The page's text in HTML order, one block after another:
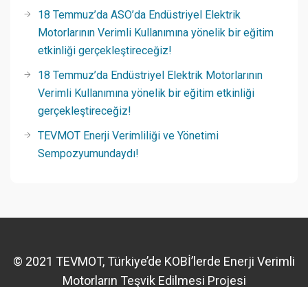
18 Temmuz’da ASO’da Endüstriyel Elektrik
Motorlarının Verimli Kullanımına yönelik bir eğitim
etkinliği gerçekleştireceğiz!
18 Temmuz’da Endüstriyel Elektrik Motorlarının
Verimli Kullanımına yönelik bir eğitim etkinliği
gerçekleştireceğiz!
TEVMOT Enerji Verimliliği ve Yönetimi
Sempozyumundaydı!
© 2021 TEVMOT, Türkiye’de KOBİ’lerde Enerji Verimli
Motorların Teşvik Edilmesi Projesi